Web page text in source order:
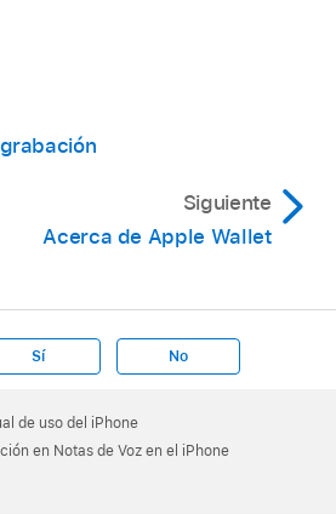
Siguiente
Acerca de Apple Wallet
Sí No
de uso del iPhone
en Notas de Voz en el iPhone